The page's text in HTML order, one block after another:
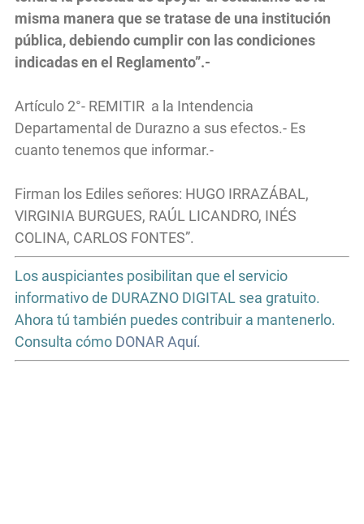
misma manera que se tratase de una institución
pública, debiendo cumplir con las condiciones
indicadas en el Reglamento”.-
Artículo 2°- REMITIR a la Intendencia
Departamental de Durazno a sus efectos.- Es
cuanto tenemos que informar.-
Firman los Ediles señores: HUGO IRRAZÁBAL,
VIRGINIA BURGUES, RAÚL LICANDRO, INÉS
COLINA, CARLOS FONTES”.
Los auspiciantes posibilitan que el servicio
informativo de DURAZNO DIGITAL sea gratuito.
Ahora tú también puedes contribuir a mantenerlo.
Consulta cómo DONAR Aquí.